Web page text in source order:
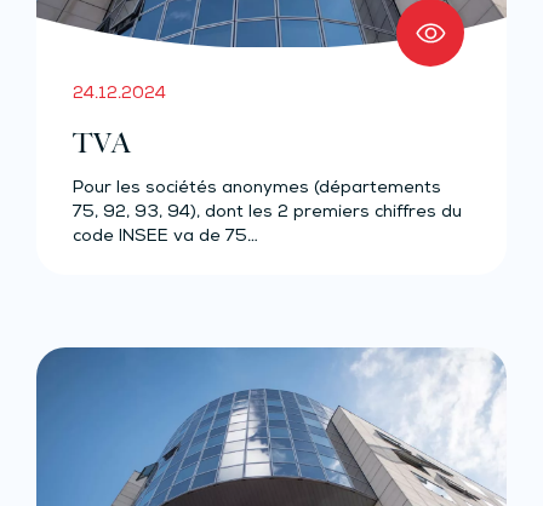
24.12.2024
TVA
Pour les sociétés anonymes (départements
75, 92, 93, 94), dont les 2 premiers chiffres du
code INSEE va de 75…